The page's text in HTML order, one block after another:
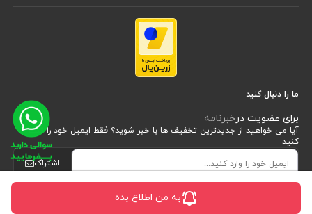
به من اطلاع بده
ما را دنبال کنید
برای عضویت درخبرنامه
آیا می خواهید از جدید‌ترین تخفیف‌ ها با‌ خبر شوید؟ فقط ایمیل خود را ثبت
کنید
اشتراک
طراحی، توسعه و اجرای فروشگاه اینترنتی توسط:آریو وب